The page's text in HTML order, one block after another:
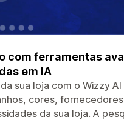
com ferramentas
em IA
sua loja com o Wizzy
cores,
da sua loja. A